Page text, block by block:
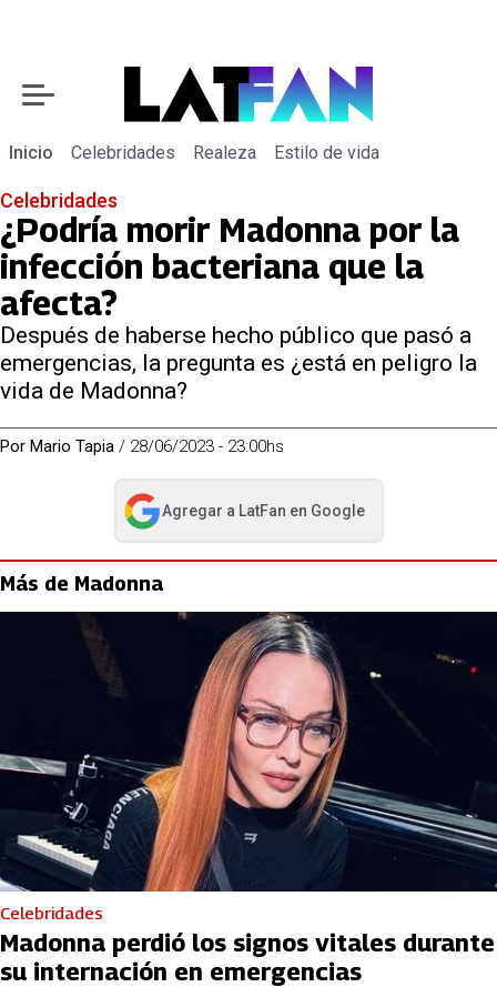
Inicio Celebridades Realeza Estilo de vida
Celebridades
¿Podría morir Madonna por la
infección bacteriana que la
afecta?
Después de haberse hecho público que pasó a
emergencias, la pregunta es ¿está en peligro la
vida de Madonna?
Por Mario Tapia / 28/06/2023 - 23:00hs
Agregar a LatFan en Google
abre en nueva pestaña
Más de Madonna
Celebridades
Madonna perdió los signos vitales durante
su internación en emergencias